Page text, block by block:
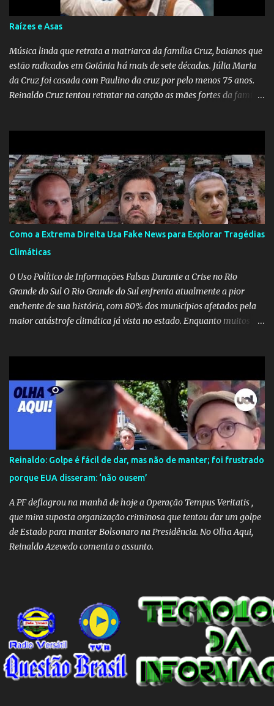
Raízes e Asas
Música linda que retrata a matriarca da família Cruz, baianos que
estão radicados em Goiânia há mais de sete décadas. Júlia Maria
da Cruz foi casada com Paulino da cruz por pelo menos 75 anos.
Reinaldo Cruz tentou retratar na canção as mães fortes da família
Como a Extrema Direita Usa Fake News para Explorar Tragédias
Climáticas
O Uso Político de Informações Falsas Durante a Crise no Rio
Grande do Sul O Rio Grande do Sul enfrenta atualmente a pior
enchente de sua história, com 80% dos municípios afetados pela
maior catástrofe climática já vista no estado. Enquanto muitos se
nas operações de salvamento. O receio é que notícias falsas, como
a de retenção de doações e o transporte de oxigênio, causem mais
apreensão na população já fragilizada por essa grave situação.
Tamanha é a seriedade do problema que o governo do estado
precisou criar uma força-tarefa para checar e desmentir as
desinformações, chegando ao ponto de o governo federal pedir
uma investigação para identificar os autores dessas notícias falsas.
O Negacionismo Climático da Extrema Direita Essa disseminação
de fake news não é uma surpresa, pois faz parte de um padrão...
Reinaldo: Golpe é fácil de dar, mas não de manter; foi frustrado
porque EUA disseram: ‘não ousem’
A PF deflagrou na manhã de hoje a Operação Tempus Veritatis ,
que mira suposta organização criminosa que tentou dar um golpe
de Estado para manter Bolsonaro na Presidência. No Olha Aqui,
Reinaldo Azevedo comenta o assunto.